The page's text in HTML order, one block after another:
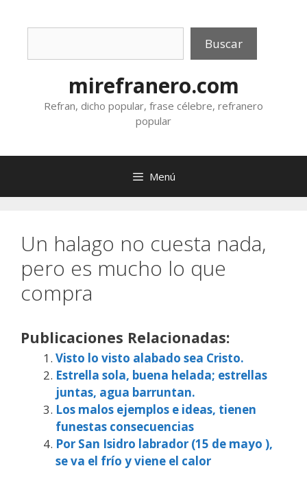
Buscar
mirefranero.com
Refran, dicho popular, frase célebre, refranero
popular
Menú
Un halago no cuesta nada,
pero es mucho lo que
compra
Publicaciones Relacionadas:
Visto lo visto alabado sea Cristo.
Estrella sola, buena helada; estrellas
juntas, agua barruntan.
Los malos ejemplos e ideas, tienen
funestas consecuencias
Por San Isidro labrador (15 de mayo ),
se va el frío y viene el calor